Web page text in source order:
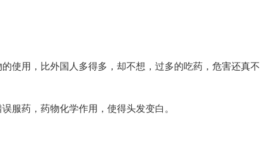
用，比外国人多得多，却不想，过多的吃药，危害还真不
药，药物化学作用，使得头发变白。